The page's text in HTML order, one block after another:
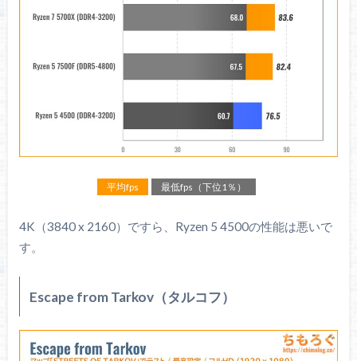
平均fps 最低fps（下位1％）
4K（3840 x 2160）ですら、Ryzen 5 4500の性能は悪いで
す。
Escape from Tarkov（タルコフ）